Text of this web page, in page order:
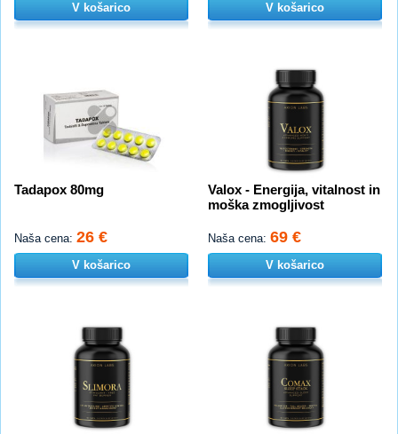
V košarico V košarico
Tadapox 80mg
Naša cena: 26 €
V košarico
Valox - Energija, vitalnost in
moška zmogljivost
Naša cena: 69 €
V košarico